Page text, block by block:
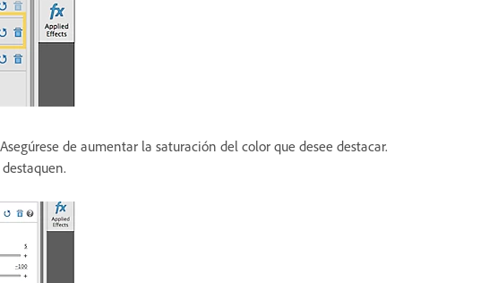
de aumentar la saturación del color que desee destacar.